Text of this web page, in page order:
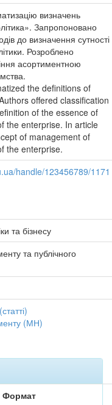
визначень
Запропоновано
до визначення сутності
Розроблено
асортиментною
the definitions of
offered classification
of the essence of
the enterprise. In article
of management of
the enterprise.
handle/123456789/1171
та бізнесу
та публічного
(МН)
Формат